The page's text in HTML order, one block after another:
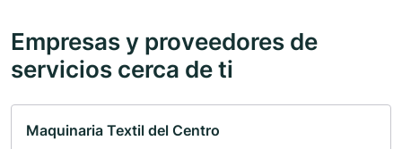
Empresas y proveedores de
servicios cerca de ti
Maquinaria Textil del Centro